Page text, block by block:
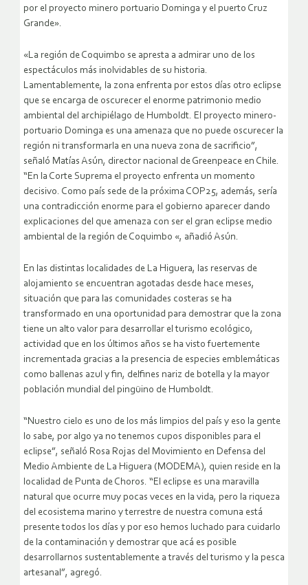
por el proyecto minero portuario Dominga y el puerto Cruz
Grande».
«La región de Coquimbo se apresta a admirar uno de los
espectáculos más inolvidables de su historia.
Lamentablemente, la zona enfrenta por estos días otro eclipse
que se encarga de oscurecer el enorme patrimonio medio
ambiental del archipiélago de Humboldt. El proyecto minero-
portuario Dominga es una amenaza que no puede oscurecer la
región ni transformarla en una nueva zona de sacrificio”,
señaló Matías Asún, director nacional de Greenpeace en Chile.
“En la Corte Suprema el proyecto enfrenta un momento
decisivo. Como país sede de la próxima COP25, además, sería
una contradicción enorme para el gobierno aparecer dando
explicaciones del que amenaza con ser el gran eclipse medio
ambiental de la región de Coquimbo «, añadió Asún.
En las distintas localidades de La Higuera, las reservas de
alojamiento se encuentran agotadas desde hace meses,
situación que para las comunidades costeras se ha
transformado en una oportunidad para demostrar que la zona
tiene un alto valor para desarrollar el turismo ecológico,
actividad que en los últimos años se ha visto fuertemente
incrementada gracias a la presencia de especies emblemáticas
como ballenas azul y fin, delfines nariz de botella y la mayor
población mundial del pingüino de Humboldt.
“Nuestro cielo es uno de los más limpios del país y eso la gente
lo sabe, por algo ya no tenemos cupos disponibles para el
eclipse”, señaló Rosa Rojas del Movimiento en Defensa del
Medio Ambiente de La Higuera (MODEMA), quien reside en la
localidad de Punta de Choros. “El eclipse es una maravilla
natural que ocurre muy pocas veces en la vida, pero la riqueza
del ecosistema marino y terrestre de nuestra comuna está
presente todos los días y por eso hemos luchado para cuidarlo
de la contaminación y demostrar que acá es posible
desarrollarnos sustentablemente a través del turismo y la pesca
artesanal”, agregó.